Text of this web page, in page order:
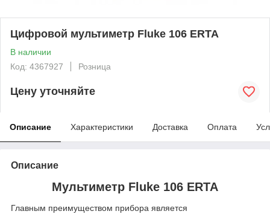
Цифровой мультиметр Fluke 106 ERTA
В наличии
Код: 4367927
Розница
Цену уточняйте
Описание Характеристики Доставка Оплата
Описание
Мультиметр Fluke 106 ERTA
Главным преимуществом прибора является